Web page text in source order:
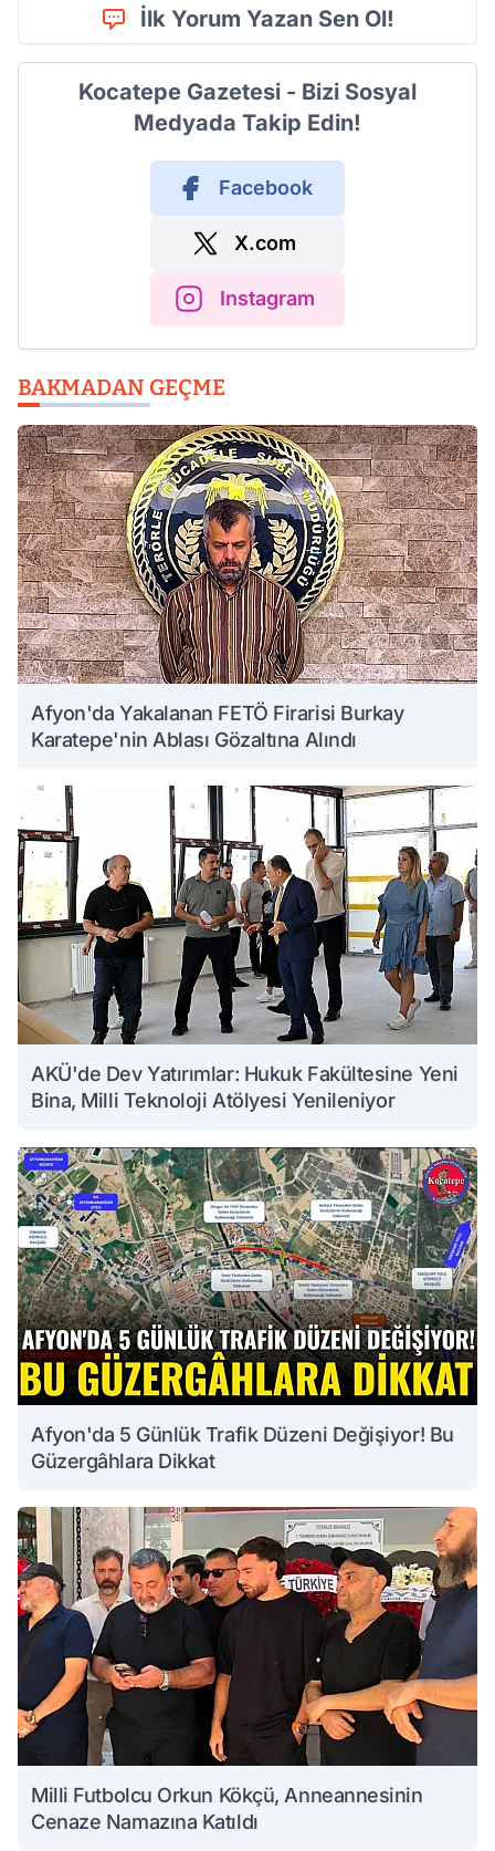
İlk Yorum Yazan Sen Ol!
Kocatepe Gazetesi - Bizi Sosyal
Medyada Takip Edin!
Facebook
X.com
Instagram
BAKMADAN GEÇME
Afyon'da Yakalanan FETÖ Firarisi Burkay
Karatepe'nin Ablası Gözaltına Alındı
AKÜ'de Dev Yatırımlar: Hukuk Fakültesine Yeni
Bina, Milli Teknoloji Atölyesi Yenileniyor
Afyon'da 5 Günlük Trafik Düzeni Değişiyor! Bu
Güzergâhlara Dikkat
Milli Futbolcu Orkun Kökçü, Anneannesinin
Cenaze Namazına Katıldı